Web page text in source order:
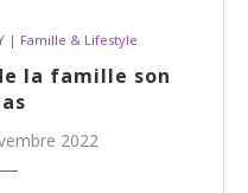
| Famille & Lifestyle
la famille son
2022